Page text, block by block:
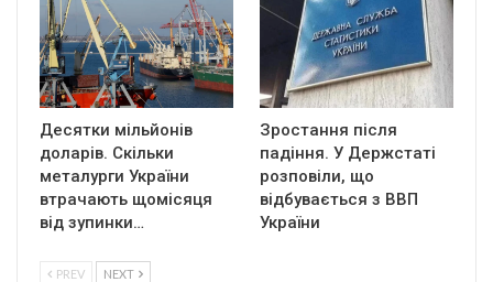
Десятки мільйонів
доларів. Скільки
металурги України
втрачають щомісяця
від зупинки…
Зростання після
падіння. У Держстаті
розповіли, що
відбувається з ВВП
України
PREV NEXT